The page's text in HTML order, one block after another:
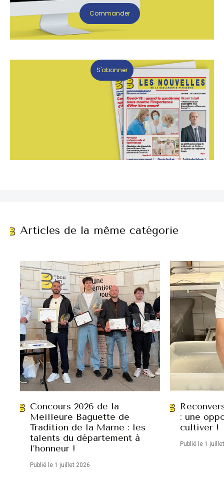
Commander
S'abonner
Articles de la même catégorie
Concours 2026 de la
Meilleure Baguette de
Tradition de la Marne : les
talents du département à
l’honneur !
Publié le 1 juillet 2026
: une
cultiver !
Publié le 1